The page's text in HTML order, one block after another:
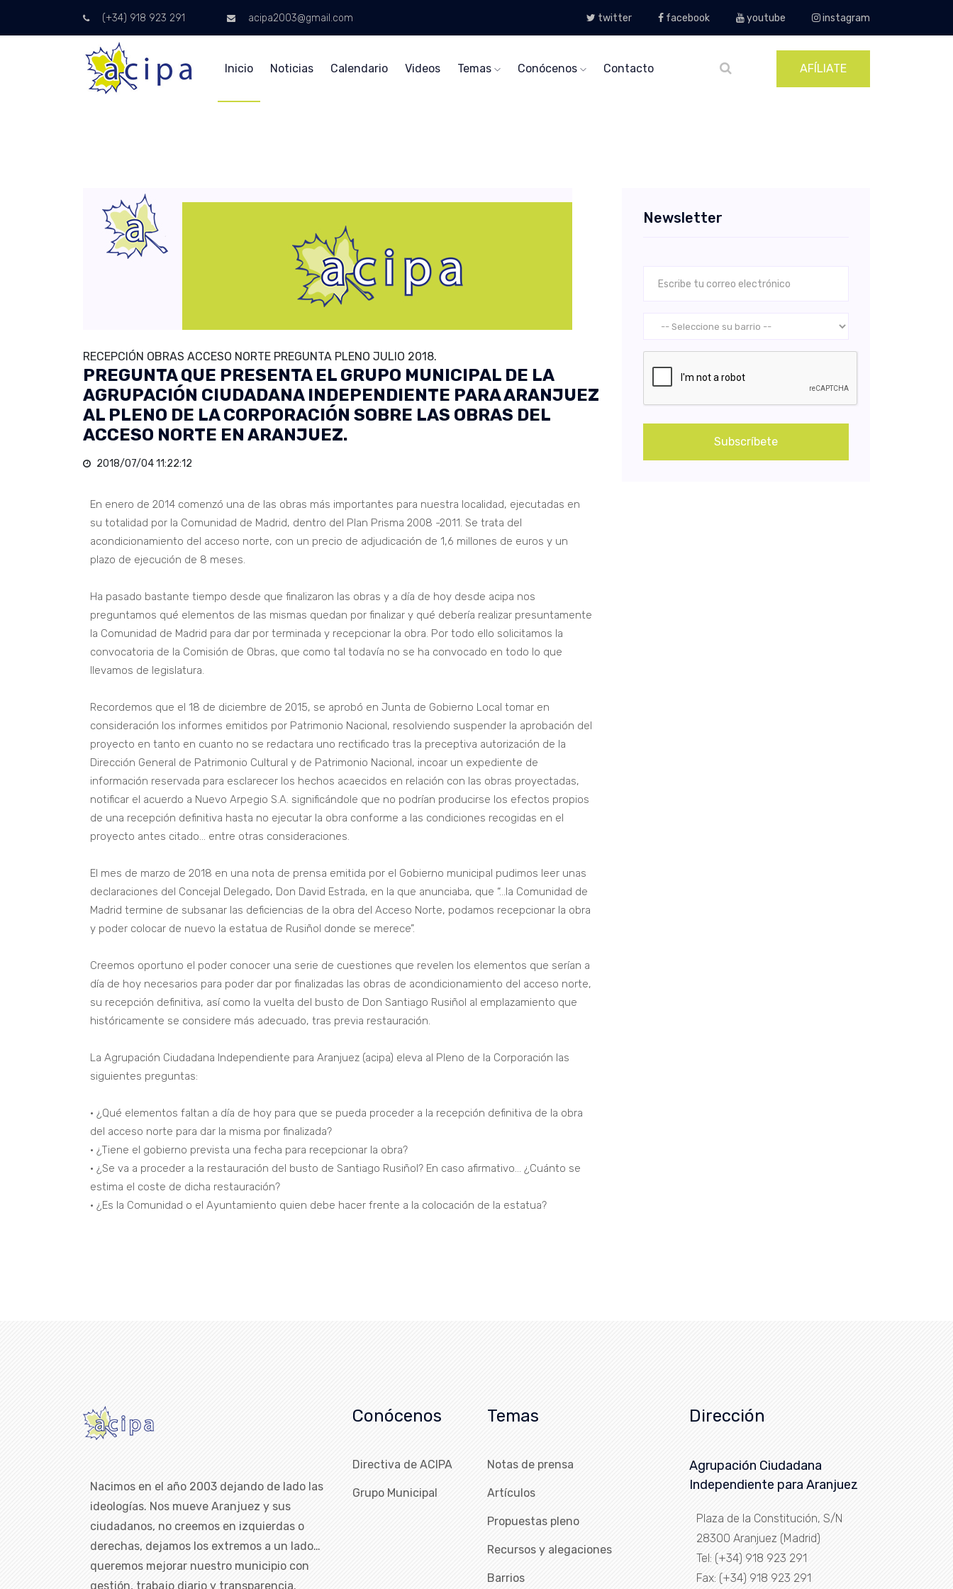
(+34) 918 923 291 acipa2003@gmail.com twitter facebook youtube instagram
Inicio Noticias Calendario Videos Temas Conócenos Contacto AFÍLIATE
RECEPCIÓN OBRAS ACCESO NORTE PREGUNTA PLENO JULIO 2018.
PREGUNTA QUE PRESENTA EL GRUPO MUNICIPAL DE LA
AGRUPACIÓN CIUDADANA INDEPENDIENTE PARA ARANJUEZ
AL PLENO DE LA CORPORACIÓN SOBRE LAS OBRAS DEL
ACCESO NORTE EN ARANJUEZ.
2018/07/04 11:22:12
En enero de 2014 comenzó una de las obras más importantes para nuestra localidad, ejecutadas en
su totalidad por la Comunidad de Madrid, dentro del Plan Prisma 2008 -2011. Se trata del
acondicionamiento del acceso norte, con un precio de adjudicación de 1,6 millones de euros y un
plazo de ejecución de 8 meses.
Ha pasado bastante tiempo desde que finalizaron las obras y a día de hoy desde acipa nos
preguntamos qué elementos de las mismas quedan por finalizar y qué debería realizar presuntamente
la Comunidad de Madrid para dar por terminada y recepcionar la obra. Por todo ello solicitamos la
convocatoria de la Comisión de Obras, que como tal todavía no se ha convocado en todo lo que
llevamos de legislatura.
Recordemos que el 18 de diciembre de 2015, se aprobó en Junta de Gobierno Local tomar en
consideración los informes emitidos por Patrimonio Nacional, resolviendo suspender la aprobación del
proyecto en tanto en cuanto no se redactara uno rectificado tras la preceptiva autorización de la
Dirección General de Patrimonio Cultural y de Patrimonio Nacional, incoar un expediente de
información reservada para esclarecer los hechos acaecidos en relación con las obras proyectadas,
notificar el acuerdo a Nuevo Arpegio S.A. significándole que no podrían producirse los efectos propios
de una recepción definitiva hasta no ejecutar la obra conforme a las condiciones recogidas en el
proyecto antes citado… entre otras consideraciones.
El mes de marzo de 2018 en una nota de prensa emitida por el Gobierno municipal pudimos leer unas
declaraciones del Concejal Delegado, Don David Estrada, en la que anunciaba, que “…la Comunidad de
Madrid termine de subsanar las deficiencias de la obra del Acceso Norte, podamos recepcionar la obra
y poder colocar de nuevo la estatua de Rusiñol donde se merece”.
Creemos oportuno el poder conocer una serie de cuestiones que revelen los elementos que serían a
día de hoy necesarios para poder dar por finalizadas las obras de acondicionamiento del acceso norte,
su recepción definitiva, así como la vuelta del busto de Don Santiago Rusiñol al emplazamiento que
históricamente se considere más adecuado, tras previa restauración.
La Agrupación Ciudadana Independiente para Aranjuez (acipa) eleva al Pleno de la Corporación las
siguientes preguntas:
• ¿Qué elementos faltan a día de hoy para que se pueda proceder a la recepción definitiva de la obra
del acceso norte para dar la misma por finalizada?
• ¿Tiene el gobierno prevista una fecha para recepcionar la obra?
• ¿Se va a proceder a la restauración del busto de Santiago Rusiñol? En caso afirmativo… ¿Cuánto se
estima el coste de dicha restauración?
• ¿Es la Comunidad o el Ayuntamiento quien debe hacer frente a la colocación de la estatua?
Newsletter
Subscríbete
Nacimos en el año 2003 dejando de lado las
ideologías. Nos mueve Aranjuez y sus
ciudadanos, no creemos en izquierdas o
derechas, dejamos los extremos a un lado…
queremos mejorar nuestro municipio con
gestión, trabajo diario y transparencia.
Conócenos
Directiva de ACIPA
Grupo Municipal
Temas
Notas de prensa
Artículos
Propuestas pleno
Recursos y alegaciones
Barrios
Dirección
Agrupación Ciudadana
Independiente para Aranjuez
Plaza de la Constitución, S/N
28300 Aranjuez (Madrid)
Tel: (+34) 918 923 291
Fax: (+34) 918 923 291